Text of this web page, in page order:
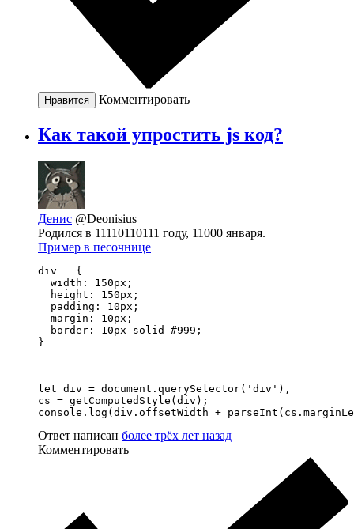
Нравится Комментировать
Как такой упростить js код?
Денис @Deonisius
Родился в 11110110111 году, 11000 января.
Пример в песочнице
div   {
  width: 150px;
  height: 150px;
  padding: 10px;
  margin: 10px;
  border: 10px solid #999;
}
let div = document.querySelector('div'),
cs = getComputedStyle(div);
console.log(div.offsetWidth +
Ответ написан более трёх лет назад
Комментировать